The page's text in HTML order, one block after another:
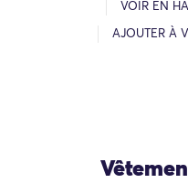
VOIR EN
AJOUTER À